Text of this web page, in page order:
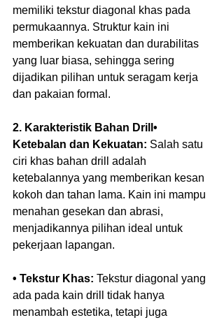
memiliki tekstur diagonal khas pada
permukaannya. Struktur kain ini
memberikan kekuatan dan durabilitas
yang luar biasa, sehingga sering
dijadikan pilihan untuk seragam kerja
dan pakaian formal.
2. Karakteristik Bahan Drill•
Ketebalan dan Kekuatan: Salah satu
ciri khas bahan drill adalah
ketebalannya yang memberikan kesan
kokoh dan tahan lama. Kain ini mampu
menahan gesekan dan abrasi,
menjadikannya pilihan ideal untuk
pekerjaan lapangan.
• Tekstur Khas: Tekstur diagonal yang
ada pada kain drill tidak hanya
menambah estetika, tetapi juga